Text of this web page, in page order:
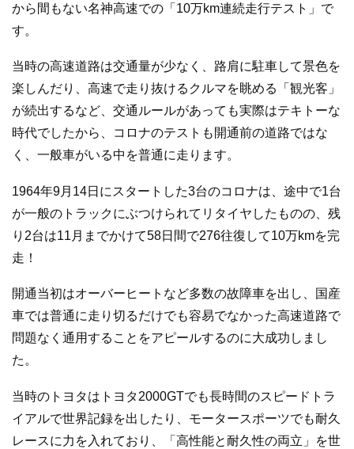
から間もない名神高速での「10万km連続走行テスト」で
す。
当時の高速道路は交通量が少なく、路肩に駐車して景色を
楽しんだり、高速で走り抜けるクルマを眺める「観光客」
が続出するなど、交通ルールがあっても実際はテキトーな
時代でしたから、コロナのテストも開通前の道路ではな
く、一般車がいる中を普通に走ります。
1964年9月14日にスタートした3台のコロナは、途中で1台
が一般のトラックにぶつけられてリタイヤしたものの、残
り2台は11月までかけて58日間で276往復して10万kmを完
走！
開通当初はオーバーヒートなど多数の故障車を出し、国産
車では普通に走り切るだけでも容易でなかった高速道路で
問題なく通用することをアピールするのに大成功しまし
た。
当時のトヨタはトヨタ2000GTでも長時間のスピードトラ
イアルで世界記録を出したり、モータースポーツでも耐久
レースに力を入れており、「高性能と耐久性の両立」を世